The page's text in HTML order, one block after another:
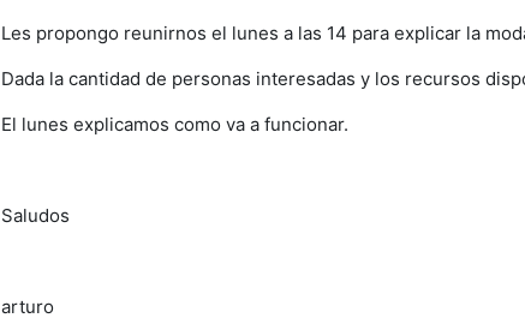
Les propongo reunirnos el lunes a las 14 para explicar la
Dada la cantidad de personas interesadas y los recursos
El lunes explicamos como va a funcionar.
Saludos
arturo